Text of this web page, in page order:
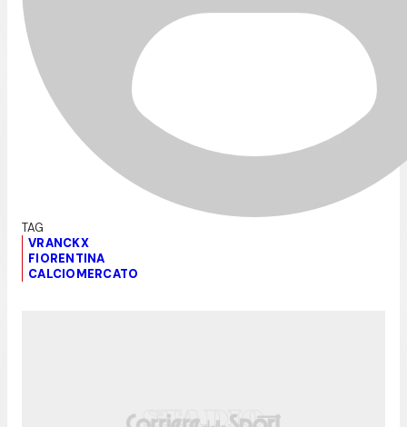
VRANCKX
FIORENTINA
CALCIOMERCATO